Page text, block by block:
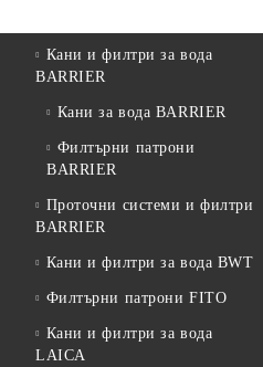
Кани и филтри за вода
BARRIER
Кани за вода BARRIER
Филтърни патрони
BARRIER
Проточни системи и филтри
BARRIER
Кани и филтри за вода BWT
Филтърни патрони FITO
Кани и филтри за вода
LAICA